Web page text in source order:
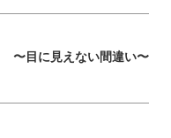
目に見えない間違い〜